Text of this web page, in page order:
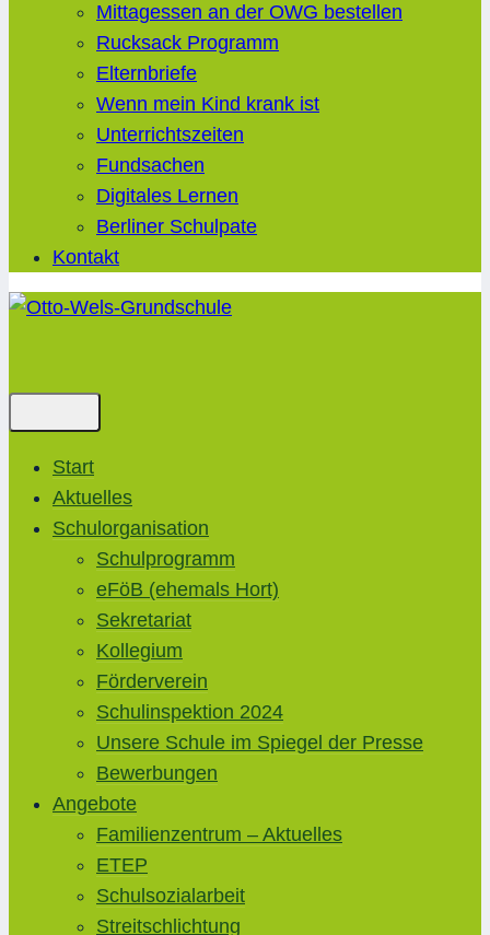
Mittagessen an der OWG bestellen
Rucksack Programm
Elternbriefe
Wenn mein Kind krank ist
Unterrichtszeiten
Fundsachen
Digitales Lernen
Berliner Schulpate
Kontakt
Start
Aktuelles
Schulorganisation
Schulprogramm
eFöB (ehemals Hort)
Sekretariat
Kollegium
Förderverein
Schulinspektion 2024
Unsere Schule im Spiegel der Presse
Bewerbungen
Angebote
Familienzentrum – Aktuelles
ETEP
Schulsozialarbeit
Streitschlichtung